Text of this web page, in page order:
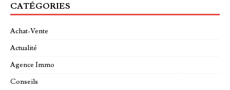
CATÉGORIES
Achat-Vente
Actualité
Agence Immo
Conseils